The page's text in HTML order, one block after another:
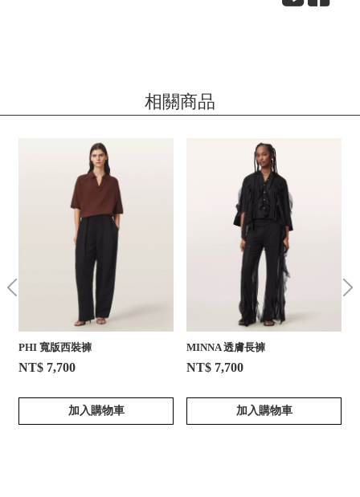
相關商品
PHI 寬版西裝褲
NT$ 7,700
加入購物車
MINNA 透膚長褲
NT$ 7,700
加入購物車